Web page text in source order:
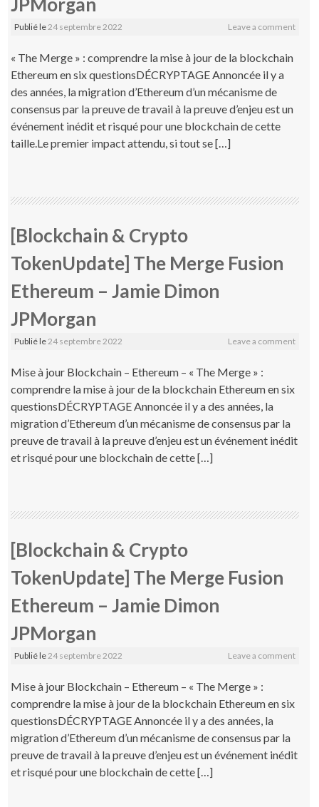
Publié le24 septembre 2022 Leave a comment
« The Merge » : comprendre la mise à jour de la blockchain
Ethereum en six questionsDÉCRYPTAGE Annoncée il y a
des années, la migration d’Ethereum d’un mécanisme de
consensus par la preuve de travail à la preuve d’enjeu est un
événement inédit et risqué pour une blockchain de cette
taille.Le premier impact attendu, si tout se […]
[Blockchain & Crypto
TokenUpdate] The Merge Fusion
Ethereum – Jamie Dimon
JPMorgan
Publié le24 septembre 2022 Leave a comment
Mise à jour Blockchain – Ethereum – « The Merge » :
comprendre la mise à jour de la blockchain Ethereum en six
questionsDÉCRYPTAGE Annoncée il y a des années, la
migration d’Ethereum d’un mécanisme de consensus par la
preuve de travail à la preuve d’enjeu est un événement inédit
et risqué pour une blockchain de cette […]
[Blockchain & Crypto
TokenUpdate] The Merge Fusion
Ethereum – Jamie Dimon
JPMorgan
Publié le24 septembre 2022 Leave a comment
Mise à jour Blockchain – Ethereum – « The Merge » :
comprendre la mise à jour de la blockchain Ethereum en six
questionsDÉCRYPTAGE Annoncée il y a des années, la
migration d’Ethereum d’un mécanisme de consensus par la
preuve de travail à la preuve d’enjeu est un événement inédit
et risqué pour une blockchain de cette […]